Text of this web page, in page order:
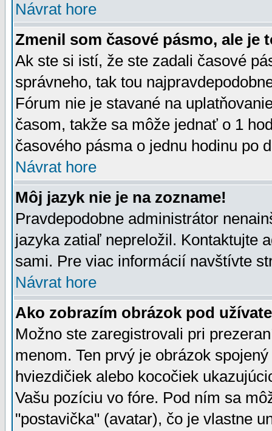
Návrat hore
Zmenil som časové pásmo, ale je
Ak ste si istí, že ste zadali časové
správneho, tak tou
Fórum nie je stavané na
časom, takže sa môže jednať o 1
časového pásma o jednu hodinu po
Návrat hore
Môj jazyk nie je na zozname!
Pravdepodobne administrátor
jazyka zatiaľ nepreložil. Kontaktujte
sami. Pre viac informácií navštívte
Návrat hore
Ako zobrazím obrázok pod
Možno ste zaregistrovali pri
menom. Ten prvý je obrázok
hviezdičiek alebo kocočiek
Vašu pozíciu vo fóre. Pod ním sa
"postavička" (avatar), čo je vlastne